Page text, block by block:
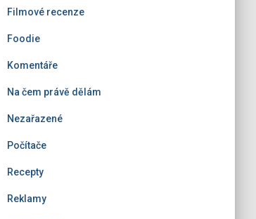
Filmové recenze
Foodie
Komentáře
Na čem právě dělám
Nezařazené
Počítače
Recepty
Reklamy